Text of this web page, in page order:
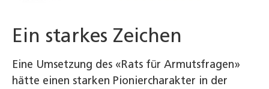
Ein starkes Zeichen
Eine Umsetzung des «Rats für Armutsfragen»
hätte einen starken Pioniercharakter in der